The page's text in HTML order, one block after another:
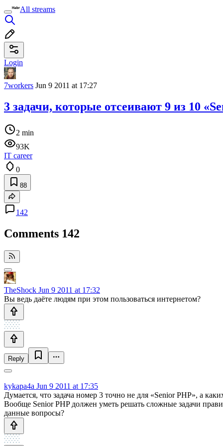
All streams
Login
7workers Jun 9 2011 at 17:27
3 задачи, которые отсеивают 9 из 10
2 min
93K
IT career
0
88
142
Comments 142
TheShock Jun 9 2011 at 17:32
Вы ведь даёте людям при этом пользоваться интернетом?
Reply
kykapa4a Jun 9 2011 at 17:35
Думается, что задача номер 3 точно не для «Senior PHP», а
Вообще Senior PHP должен уметь решать сложные задачи
данные вопросы?